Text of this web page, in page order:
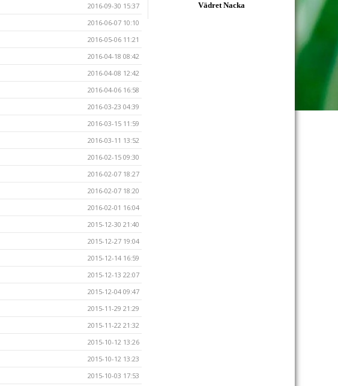
2016-09-30 15:37
2016-06-07 10:10
2016-05-06 11:21
2016-04-18 08:42
2016-04-08 12:42
2016-04-06 16:58
2016-03-23 04:39
2016-03-15 11:59
2016-03-11 13:52
2016-02-15 09:30
2016-02-07 18:27
2016-02-07 18:20
2016-02-01 16:04
2015-12-30 21:40
2015-12-27 19:04
2015-12-14 16:59
2015-12-13 22:07
2015-12-04 09:47
2015-11-29 21:29
2015-11-22 21:32
2015-10-12 13:26
2015-10-12 13:23
2015-10-03 17:53
Vädret Nacka